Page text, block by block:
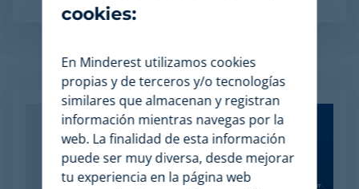
Artículos relacionados
cookies:
En Minderest utilizamos cookies
propias y de terceros y/o tecnologías
similares que almacenan y registran
información mientras navegas por la
web. La finalidad de esta información
puede ser muy diversa, desde mejorar
tu experiencia en la página web